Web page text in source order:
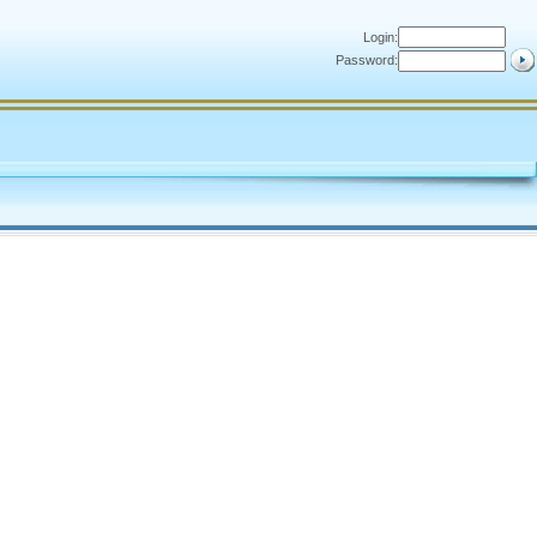
Login:
Password: